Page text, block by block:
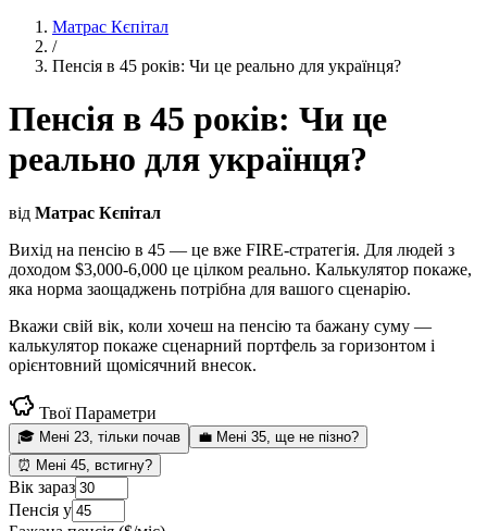
Матрас Кєпітал
/
Пенсія в 45 років: Чи це реально для українця?
Пенсія в 45 років: Чи це
реально для українця?
від Матрас Кєпітал
Вихід на пенсію в 45 — це вже FIRE-стратегія. Для людей з
доходом $3,000-6,000 це цілком реально. Калькулятор покаже,
яка норма заощаджень потрібна для вашого сценарію.
Вкажи свій вік, коли хочеш на пенсію та бажану суму —
калькулятор покаже сценарний портфель за горизонтом і
орієнтовний щомісячний внесок.
Твої Параметри
🎓 Мені 23, тільки почав 💼 Мені 35, ще не пізно?
⏰ Мені 45, встигну?
Вік зараз
Пенсія у